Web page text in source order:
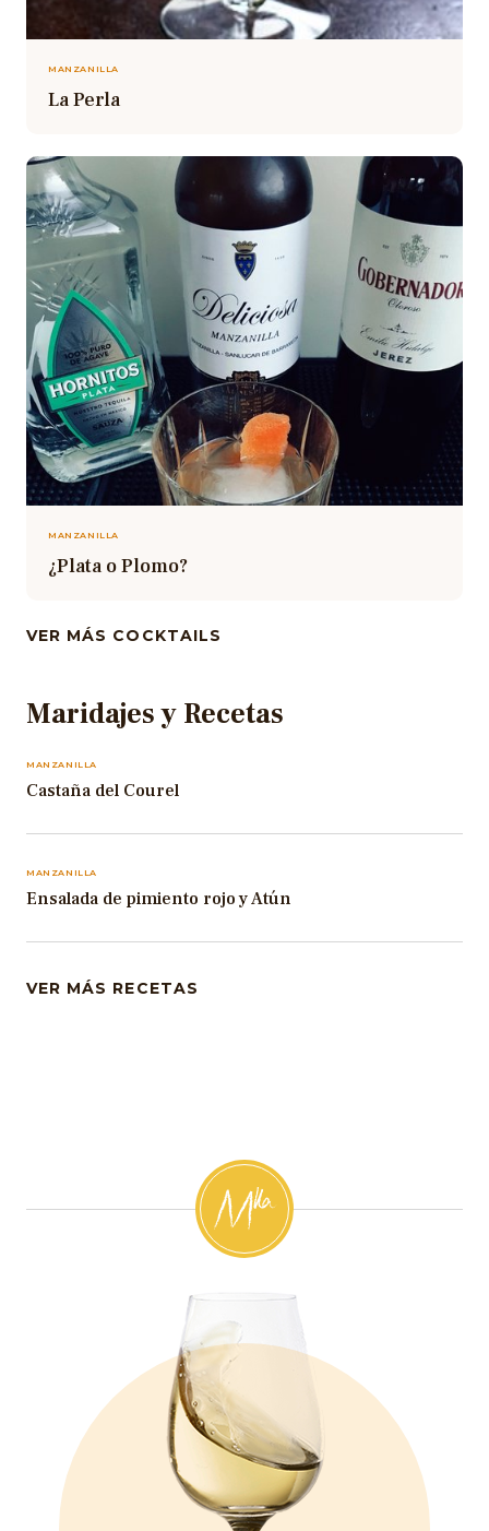
MANZANILLA
La Perla
MANZANILLA
¿Plata o Plomo?
VER MÁS COCKTAILS
Maridajes y Recetas
MANZANILLA
Castaña del Courel
MANZANILLA
Ensalada de pimiento rojo y Atún
VER MÁS RECETAS